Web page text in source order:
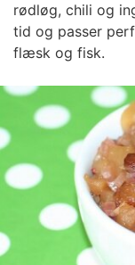
rødløg, chili og
tid og passer
flæsk og fisk.